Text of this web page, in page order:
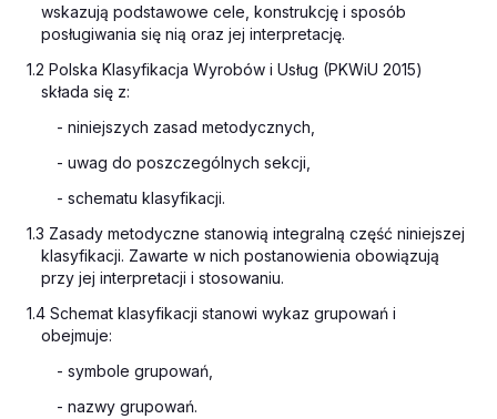
wskazują podstawowe cele, konstrukcję i sposób
posługiwania się nią oraz jej interpretację.
1.2 Polska Klasyfikacja Wyrobów i Usług (PKWiU 2015)
składa się z:
- niniejszych zasad metodycznych,
- uwag do poszczególnych sekcji,
- schematu klasyfikacji.
1.3 Zasady metodyczne stanowią integralną część niniejszej
klasyfikacji. Zawarte w nich postanowienia obowiązują
przy jej interpretacji i stosowaniu.
1.4 Schemat klasyfikacji stanowi wykaz grupowań i
obejmuje:
- symbole grupowań,
- nazwy grupowań.